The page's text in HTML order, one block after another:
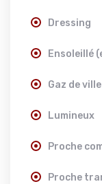
Dressing
Ensoleillé
Gaz de ville
Lumineux
Proche
Proche